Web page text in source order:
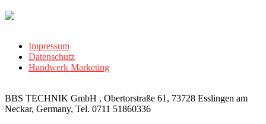
Impressum
Datenschutz
Handwerk Marketing
BBS TECHNIK GmbH , Obertorstraße 61, 73728 Esslingen am
Neckar, Germany, Tel. 0711 51860336